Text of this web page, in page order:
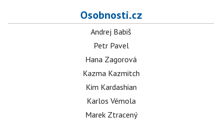
Osobnosti.cz
Andrej Babiš
Petr Pavel
Hana Zagorová
Kazma Kazmitch
Kim Kardashian
Karlos Vémola
Marek Ztracený